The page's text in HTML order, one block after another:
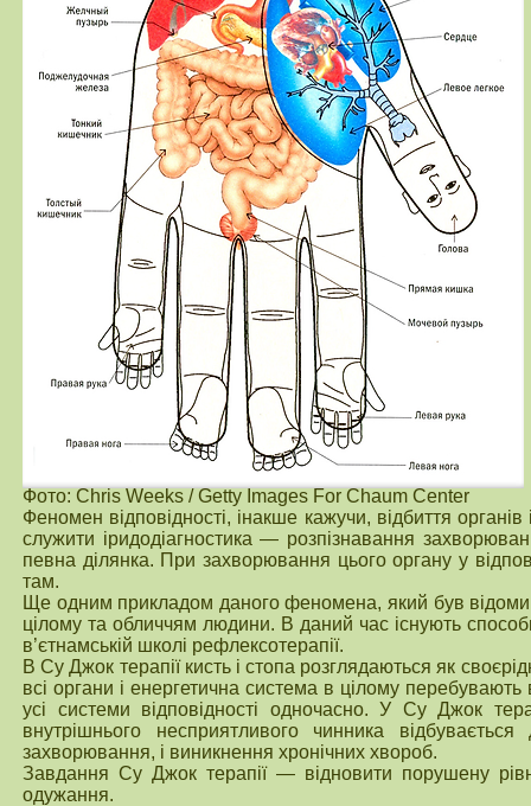
Фото: Chris Weeks / Getty Images For Chaum Center
Феномен відповідності, інакше кажучи, відбиття
служити іридодіагностика — розпізнавання
певна ділянка. При захворювання цього органу у
там.
Ще одним прикладом даного феномена, який був
цілому та обличчям людини. В даний час існують
в’єтнамській школі рефлексотерапії.
В Су Джок терапії кисть і стопа розглядаються як
всі органи і енергетична система в цілому
усі системи відповідності одночасно. У Су Джок
внутрішнього несприятливого чинника
захворювання, і виникнення хронічних хвороб.
Завдання Су Джок терапії — відновити порушену
одужання.